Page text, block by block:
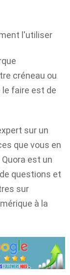
créneau ou
faire est de
sur un
que vous en
est un
questions et
sur
à la